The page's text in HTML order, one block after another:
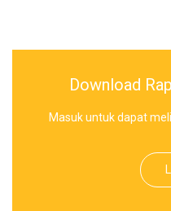
Download
Masuk untuk dapat